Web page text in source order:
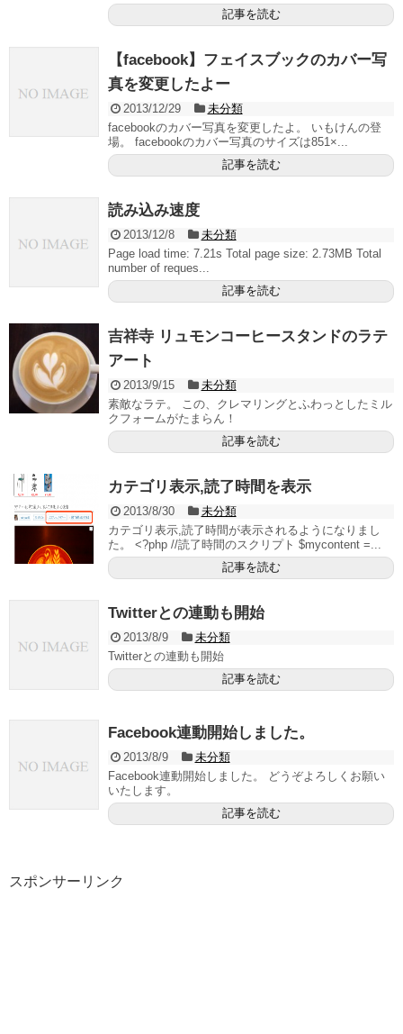
記事を読む
【facebook】フェイスブックのカバー写
真を変更したよー
2013/12/29
未分類
facebookのカバー写真を変更したよ。 いもけんの登
場。 facebookのカバー写真のサイズは851×...
記事を読む
読み込み速度
2013/12/8
未分類
Page load time: 7.21s Total page size: 2.73MB Total
number of reques...
記事を読む
吉祥寺 リュモンコーヒースタンドのラテ
アート
2013/9/15
未分類
素敵なラテ。 この、クレマリングとふわっとしたミル
クフォームがたまらん！
記事を読む
カテゴリ表示,読了時間を表示
2013/8/30
未分類
カテゴリ表示,読了時間が表示されるようになりまし
た。 <?php //読了時間のスクリプト $mycontent =...
記事を読む
Twitterとの連動も開始
2013/8/9
未分類
Twitterとの連動も開始
記事を読む
Facebook連動開始しました。
2013/8/9
未分類
Facebook連動開始しました。 どうぞよろしくお願い
いたします。
記事を読む
スポンサーリンク